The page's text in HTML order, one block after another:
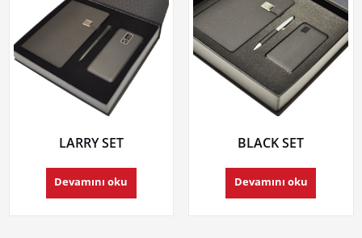
LARRY SET
Devamını oku
BLACK SET
Devamını oku